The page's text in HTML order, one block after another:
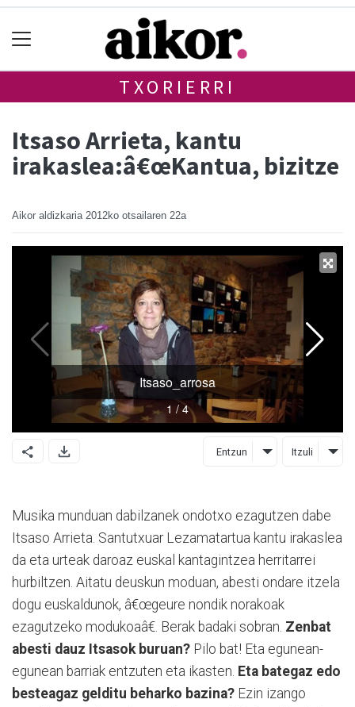
TXORIERRI
Itsaso Arrieta, kantu
irakaslea:â€œKantua, bizitze
Aikor aldizkaria 2012ko otsailaren 22a
Entzun Itzuli
Musika munduan dabilzanek ondotxo ezagutzen dabe
Itsaso Arrieta. Santutxuar Lezamatartua kantu irakaslea
da eta urteak daroaz euskal kantagintzea herritarrei
hurbiltzen. Aitatu deuskun moduan, abesti ondare itzela
dogu euskaldunok, â€œgeure nondik norakoak
ezagutzeko modukoaâ€. Berak badaki sobran. Zenbat
abesti dauz Itsasok buruan? Pilo bat! Eta egunean-
egunean barriak entzuten eta ikasten. Eta bategaz edo
besteagaz gelditu beharko bazina? Ezin izango